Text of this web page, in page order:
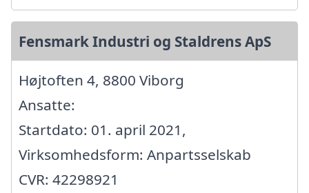
Fensmark Industri og Staldrens ApS
Højtoften 4, 8800 Viborg
Ansatte:
Startdato: 01. april 2021,
Virksomhedsform: Anpartsselskab
CVR: 42298921